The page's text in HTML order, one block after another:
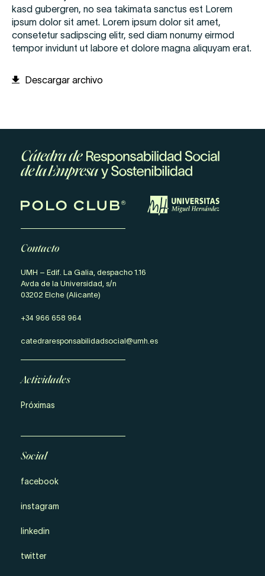
kasd gubergren, no sea takimata sanctus est Lorem
ipsum dolor sit amet. Lorem ipsum dolor sit amet,
consetetur sadipscing elitr, sed diam nonumy eirmod
tempor invidunt ut labore et dolore magna aliquyam erat.
Descargar archivo
Contacto
UMH – Edif. La Galia, despacho 1.16
Avda de la Universidad, s/n
03202 Elche (Alicante)
+34 966 658 964
catedraresponsabilidadsocial@umh.es
Actividades
Próximas
Social
facebook
instagram
linkedin
twitter